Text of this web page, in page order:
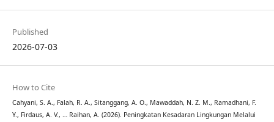
Published
2026-07-03
How to Cite
Cahyani, S. A., Falah, R. A., Sitanggang, A. O., Mawaddah, N. Z. M., Ramadhani, F.
Y., Firdaus, A. V., … Raihan, A. (2026). Peningkatan Kesadaran Lingkungan Melalui